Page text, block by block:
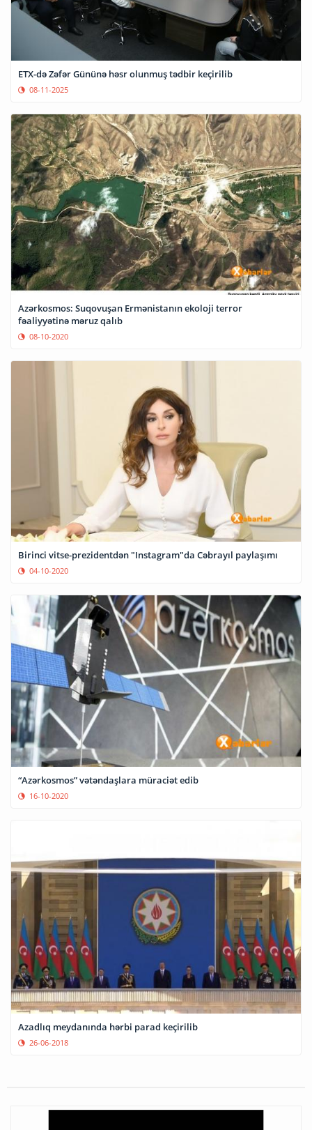
ETX-də Zəfər Gününə həsr olunmuş tədbir keçirilib
08-11-2025
Azərkosmos: Suqovuşan Ermənistanın ekoloji terror
fəaliyyətinə məruz qalıb
08-10-2020
Birinci vitse-prezidentdən "Instagram"da Cəbrayıl paylaşımı
04-10-2020
“Azərkosmos” vətəndaşlara müraciət edib
16-10-2020
Azadlıq meydanında hərbi parad keçirilib
26-06-2018